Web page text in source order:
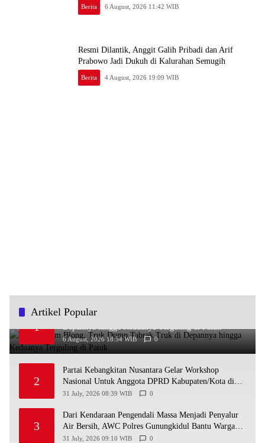
Berita 6 August, 2026 11:42 WIB
Resmi Dilantik, Anggit Galih Pribadi dan Arif
Prabowo Jadi Dukuh di Kalurahan Semugih
Berita 4 August, 2026 19:09 WIB
Artikel Popular
1
Diduga Rem Blong, Truk Dump Tabrak Truk di
Depannya hingga Keduanya Terguling di Patuk
6 August, 2026 18:54 WIB 0
2
Partai Kebangkitan Nusantara Gelar Workshop
Nasional Untuk Anggota DPRD Kabupaten/Kota di
Yogyakarta
31 July, 2026 08:39 WIB 0
3
Dari Kendaraan Pengendali Massa Menjadi Penyalur
Air Bersih, AWC Polres Gunungkidul Bantu Warga
Kekeringan
31 July, 2026 09:10 WIB 0